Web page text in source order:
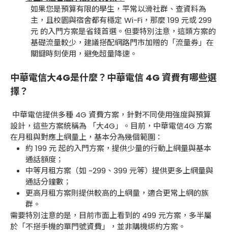
如果您是預算有限的學生，平常以滑社群、查資料為
主，且校園與宿舍都有穩定 Wi-Fi，那麼 199 元或 299
元 的入門方案是省錢首選。但要特別注意，這類方案的
基礎流量較少，建議搭配網路門市加贈的「流量券」在
關鍵時刻使用，避免超量降速。
中華電信大4G是什麼？中華電信 4G 資費有哪些選
擇？
中華電信提供多種 4G 資費方案，針對不同使用強度與預算
設計，這些方案統稱為 「大4G」。目前，中華電信4G 方案
在月租與對應上網量上，基本分為幾個範圍：
約 199 元 起的入門方案，提供少量的行動上網量與基本
通話額度；
中等月租方案（如 ~299、399 元等）提供更多上網量與
通話分鐘數；
更高月租方案則提供較高的上網量，適合更常上網的族
群。
需要特別注意的是，目前市面上看到的 499 元方案，多半屬
於「不搭手機的單門號資費」，並非購機綁約方案。